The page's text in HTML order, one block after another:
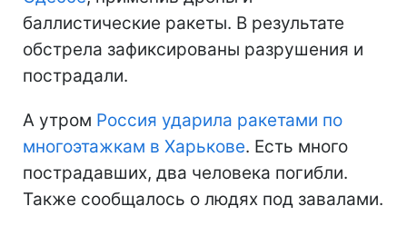
баллистические ракеты. В результате
обстрела зафиксированы разрушения и
пострадали.
А утром Россия ударила ракетами по
многоэтажкам в Харькове. Есть много
пострадавших, два человека погибли.
Также сообщалось о людях под завалами.